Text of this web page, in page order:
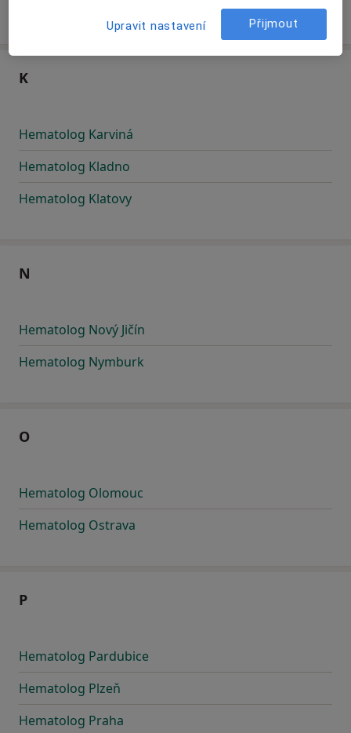
K
Hematolog Karviná
Hematolog Kladno
Hematolog Klatovy
N
Hematolog Nový Jičín
Hematolog Nymburk
O
Hematolog Olomouc
Hematolog Ostrava
P
Hematolog Pardubice
Hematolog Plzeň
Hematolog Praha
Upravit nastavení Přijmout